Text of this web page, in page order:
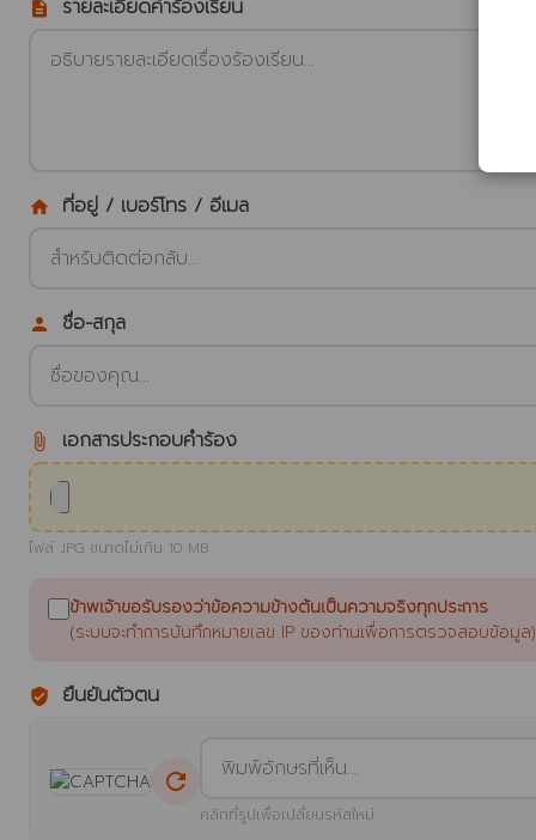
description รายละเอียดคำร้องเรียน
home ที่อยู่ / เบอร์โทร / อีเมล
person ชื่อ-สกุล
attach_file เอกสารประกอบคำร้อง
ไฟล์ JPG ขนาดไม่เกิน 10 MB
ข้าพเจ้าขอรับรองว่าข้อความข้างต้นเป็นความจริงทุกประการ
(ระบบจะทำการบันทึกหมายเลข IP ของท่านเพื่อการตรวจสอบข้อมูล)
verified_user ยืนยันตัวตน
refresh
คลิกที่รูปเพื่อเปลี่ยนรหัสใหม่